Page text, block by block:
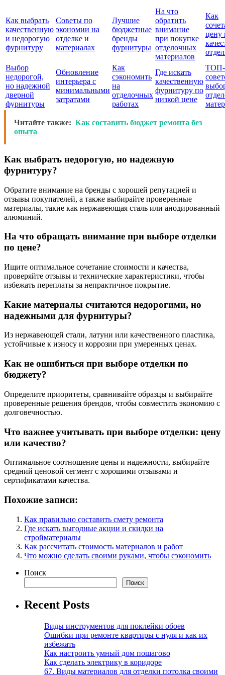
Как выбрать
качественную
и недорогую
фурнитуру
Советы по
экономии на
отделке и
материалах
Лучшие
бюджетные
бренды
фурнитуры
На что
обратить
внимание
при покупке
отделочных
материалов
Как
цену
Выбор
недорогой,
но надежной
дверной
фурнитуры
Обновление
интерьера с
минимальными
затратами
Как
сэкономить
на
отделочных
работах
Где искать
качественную
фурнитуру по
низкой цене
ТОП-
Читайте также: Как составить бюджет ремонта без
опыта
Как выбрать недорогую, но надежную
фурнитуру?
Обратите внимание на бренды с хорошей репутацией и
отзывы покупателей, а также выбирайте проверенные
материалы, такие как нержавеющая сталь или анодированный
алюминий.
На что обращать внимание при выборе отделки
по цене?
Ищите оптимальное сочетание стоимости и качества,
проверяйте отзывы и технические характеристики, чтобы
избежать переплаты за непрактичное покрытие.
Какие материалы считаются недорогими, но
надежными для фурнитуры?
Из нержавеющей стали, латуни или качественного пластика,
устойчивые к износу и коррозии при умеренных ценах.
Как не ошибиться при выборе отделки по
бюджету?
Определите приоритеты, сравнивайте образцы и выбирайте
проверенные решения брендов, чтобы совместить экономию с
долговечностью.
Что важнее учитывать при выборе отделки: цену
или качество?
Оптимальное соотношение цены и надежности, выбирайте
средний ценовой сегмент с хорошими отзывами и
сертификатами качества.
Похожие записи:
Как правильно составить смету ремонта
Где искать выгодные акции и скидки на
стройматериалы
Как рассчитать стоимость материалов и работ
Что можно сделать своими руками, чтобы сэкономить
Поиск
Поиск
Recent Posts
Виды инструментов для поклейки обоев
Ошибки при ремонте квартиры с нуля и как их
избежать
Как настроить умный дом пошагово
Как сделать электрику в коридоре
67. Виды материалов для отделки потолка своими